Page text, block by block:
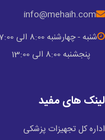
info@mehaih.com
شنبه - چهارشنبه 8:00 الی 17:00
پنجشنبه 8:00 الی 13:00
لینک های مفید
اداره کل تجهیزات پزشکی